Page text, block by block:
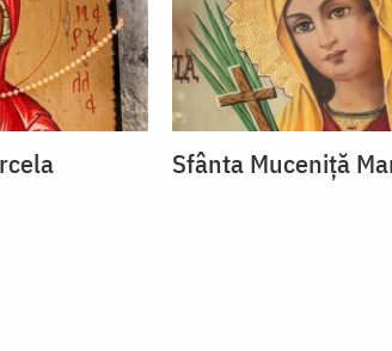
Sfânta Muceniță